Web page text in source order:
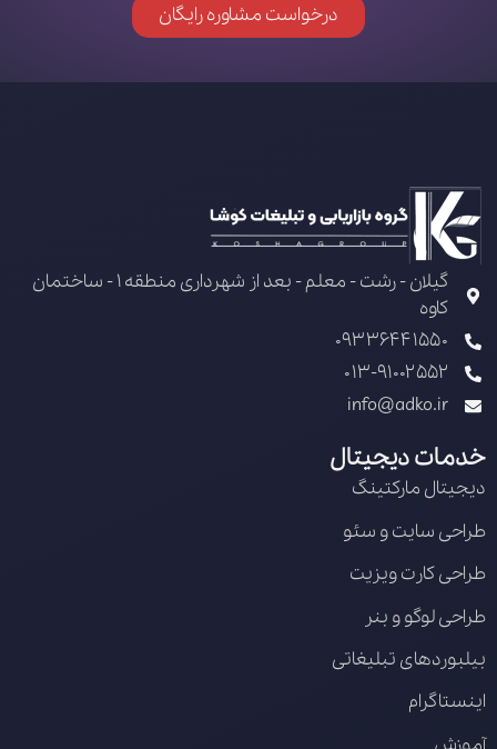
درخواست مشاوره رایگان
گیلان - رشت - معلم - بعد از شهرداری منطقه 1 - ساختمان
کاوه
09336441550
013-91002552
info@adko.ir
خدمات دیجیتال
دیجیتال مارکتینگ
طراحی سایت و سئو
طراحی کارت ویزیت
طراحی لوگو و بنر
بیلبوردهای تبلیغاتی
اینستاگرام